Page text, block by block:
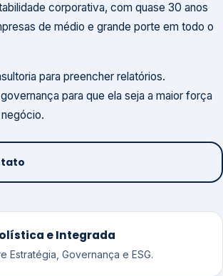
corporativa, com quase 30 anos
de médio e grande porte em todo o
para preencher relatórios.
para que ela seja a maior força
e Integrada
Estratégia, Governança e ESG.